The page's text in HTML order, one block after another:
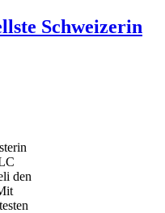
Schweizerin
den